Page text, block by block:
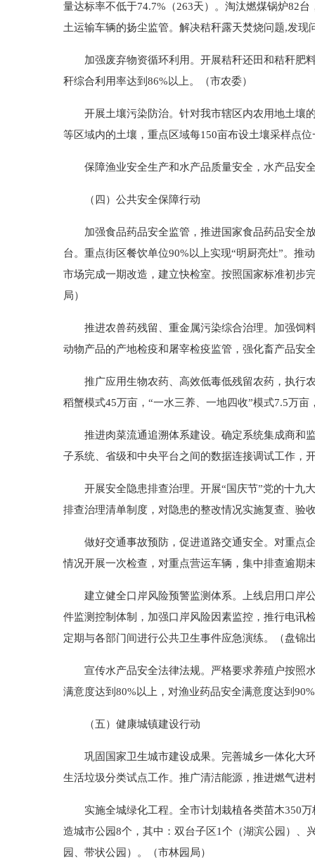
量达标率不低于74.7%（263天）。淘汰燃煤锅炉82
土运输车辆的扬尘监管。解决秸秆露天焚烧问题,发
加强废弃物资循环利用。开展秸秆还田和秸秆肥料
秆综合利用率达到86%以上。（市农委）
开展土壤污染防治。针对我市辖区内农用地土壤的
等区域内的土壤，重点区域每150亩布设土壤采样点
保障渔业安全生产和水产品质量安全，水产品安
（四）公共安全保障行动
加强食品药品安全监管，推进国家食品药品安全放
台。重点街区餐饮单位90%以上实现“明厨亮灶”。推
市场完成一期改造，建立快检室。按照国家标准初步
局）
推进农兽药残留、重金属污染综合治理。加强饲料
动物产品的产地检疫和屠宰检疫监管，强化畜产品安
推广应用生物农药、高效低毒低残留农药，执行农
稻蟹模式45万亩，“一水三养、一地四收”模式7.5万
推进肉菜流通追溯体系建设。确定系统集成商和监
子系统、省级和中央平台之间的数据连接调试工作，
开展安全隐患排查治理。开展“国庆节”党的十九大
排查治理清单制度，对隐患的整改情况实施复查、验
做好交通事故预防，促进道路交通安全。对重点企
情况开展一次检查，对重点营运车辆，集中排查逾期
建立健全口岸风险预警监测体系。上线启用口岸公
件监测控制体制，加强口岸风险因素监控，推行电讯
定期与各部门间进行公共卫生事件应急演练。（盘锦
宣传水产品安全法律法规。严格要求养殖户按照水
满意度达到80%以上，对渔业药品安全满意度达到
（五）健康城镇建设行动
巩固国家卫生城市建设成果。完善城乡一体化大环
生活垃圾分类试点工作。推广清洁能源，推进燃气进
实施全城绿化工程。全市计划栽植各类苗木350万
造城市公园8个，其中：双台子区1个（湖滨公园）、
园、带状公园）。（市林园局）